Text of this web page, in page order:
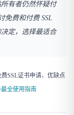
有者仍然怀疑付
免费和付费 SSL
定，选择最适合
SSL证书申请、优缺点
全使用指南